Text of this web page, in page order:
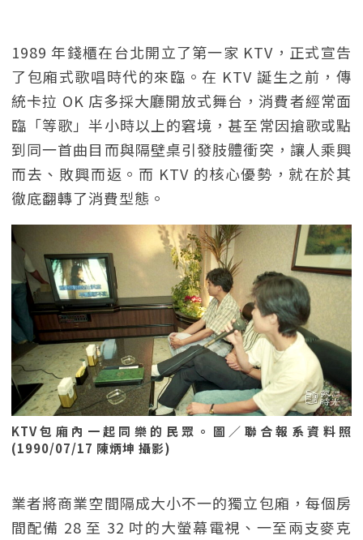
1989 年錢櫃在台北開立了第一家 KTV，正式宣告
了包廂式歌唱時代的來臨。在 KTV 誕生之前，傳
統卡拉 OK 店多採大廳開放式舞台，消費者經常面
臨「等歌」半小時以上的窘境，甚至常因搶歌或點
到同一首曲目而與隔壁桌引發肢體衝突，讓人乘興
而去、敗興而返。而 KTV 的核心優勢，就在於其
徹底翻轉了消費型態。
KTV包廂內一起同樂的民眾。圖／聯合報系資料照
(1990/07/17 陳炳坤 攝影)
業者將商業空間隔成大小不一的獨立包廂，每個房
間配備 28 至 32 吋的大螢幕電視、一至兩支麥克